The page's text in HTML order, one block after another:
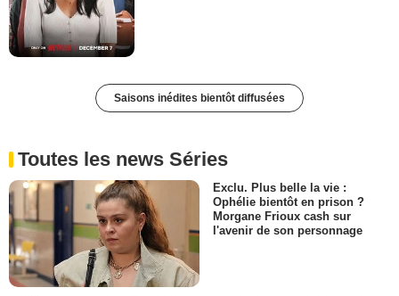
Saisons inédites bientôt diffusées
Toutes les news Séries
Exclu. Plus belle la vie :
Ophélie bientôt en prison ?
Morgane Frioux cash sur
l'avenir de son personnage